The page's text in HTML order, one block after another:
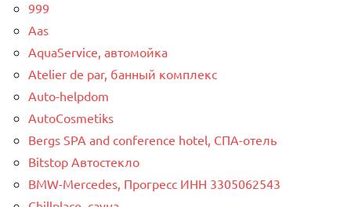
999
Aas
AquaService, автомойка
Atelier de par, банный комплекс
Auto-helpdom
AutoCosmetiks
Bergs SPA and conference hotel, СПА-отель
Bitstop Автостекло
BMW-Mercedes, Прогресс ИНН 3305062543